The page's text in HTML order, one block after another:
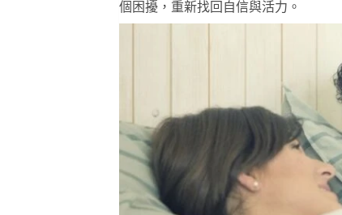
個困擾，重新找回自信與活力。